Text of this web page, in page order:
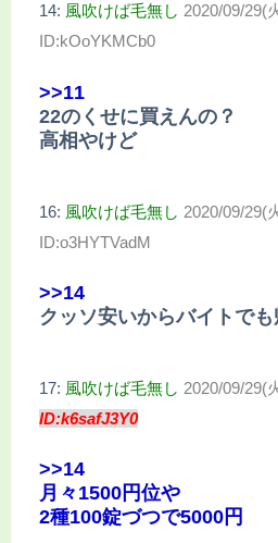
14: 風吹けば毛無し 2020/09/29(
ID:kOoYKMCb0
>>11
22のくせに買えんの？
高相やけど
16: 風吹けば毛無し 2020/09/29(
ID:o3HYTVadM
>>14
クッソ安いからバイトで
17: 風吹けば毛無し 2020/09/29(
ID:k6safJ3Y0
>>14
月々1500円位や
2種100錠づつで5000円